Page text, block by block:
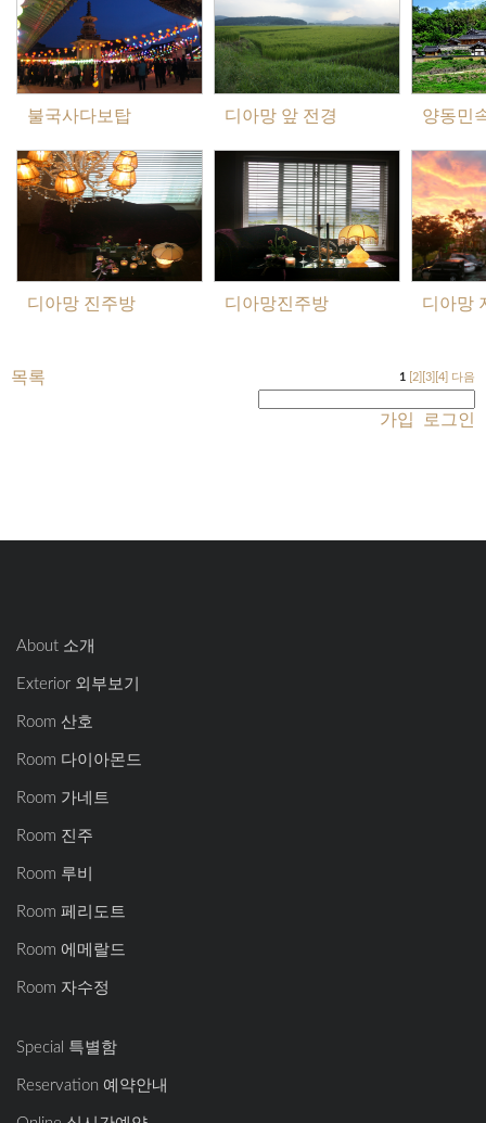
불국사다보탑 디아망 앞 전경 양동민
디아망 진주방 디아망진주방 디아망
목록 1 [2] [3] [4] 다음
가입 로그인
About 소개
Exterior 외부보기
Room 산호
Room 다이아몬드
Room 가네트
Room 진주
Room 루비
Room 페리도트
Room 에메랄드
Room 자수정
Special 특별함
Reservation 예약안내